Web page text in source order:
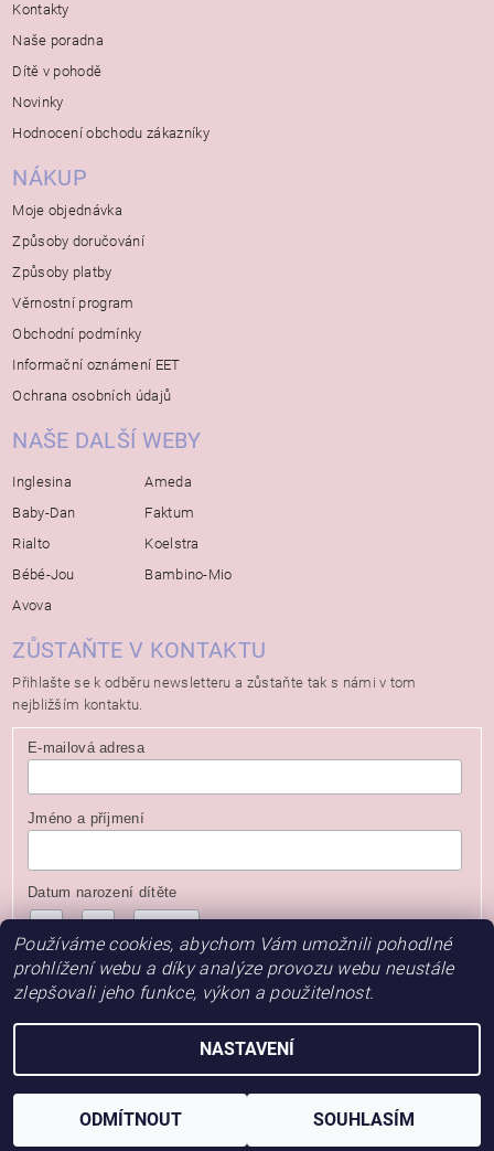
Kontakty
Naše poradna
Dítě v pohodě
Novinky
Hodnocení obchodu zákazníky
NÁKUP
Moje objednávka
Způsoby doručování
Způsoby platby
Věrnostní program
Obchodní podmínky
Informační oznámení EET
Ochrana osobních údajů
NAŠE DALŠÍ WEBY
Inglesina
Baby-Dan
Rialto
Bébé-Jou
Avova
Ameda
Faktum
Koelstra
Bambino-Mio
ZŮSTAŇTE V KONTAKTU
Přihlašte se k odběru newsletteru a zůstaňte tak s námi v tom
nejbližším kontaktu.
E-mailová adresa
Jméno a příjmení
Datum narození dítěte
2026 © Baby Store, všechna práva vyhrazena
Používáme cookies, abychom Vám umožnili pohodlné
prohlížení webu a díky analýze provozu webu neustále
zlepšovali jeho funkce, výkon a použitelnost.
NASTAVENÍ
ODMÍTNOUT SOUHLASÍM